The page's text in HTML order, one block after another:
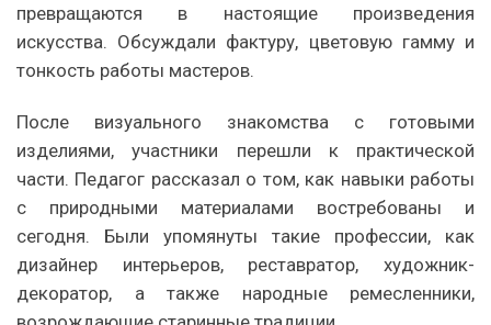
превращаются в настоящие произведения
искусства. Обсуждали фактуру, цветовую гамму и
тонкость работы мастеров.
После визуального знакомства с готовыми
изделиями, участники перешли к практической
части. Педагог рассказал о том, как навыки работы
с природными материалами востребованы и
сегодня. Были упомянуты такие профессии, как
дизайнер интерьеров, реставратор, художник-
декоратор, а также народные ремесленники,